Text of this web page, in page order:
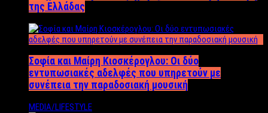
της Ελλάδας
Σοφία και Μαίρη Κιοσκέρογλου: Οι δύο
εντυπωσιακές αδελφές που υπηρετούν με
συνέπεια την παραδοσιακή μουσική
MEDIA/LIFESTYLE